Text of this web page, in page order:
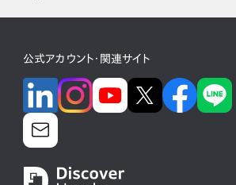
公式アカウント・関連サイト